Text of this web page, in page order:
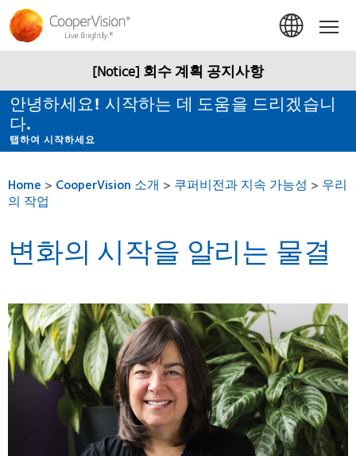
요
콘
텐
건
너
뛰
기
[Notice] 회수 계획 공지사항
안녕하세요! 시작하는 데 도움을 드리겠습니
다.
탭하여 시작하세요
Home > CooperVision 소개 > 쿠퍼비전과 지속 가능성 > 우리
의 작업
변화의 시작을 알리는 물결